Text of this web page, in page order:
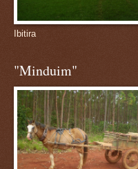
Ibitira
"Minduim"